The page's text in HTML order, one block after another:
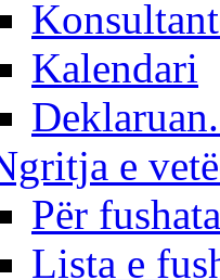
Kalendari
e
Për
Lista e